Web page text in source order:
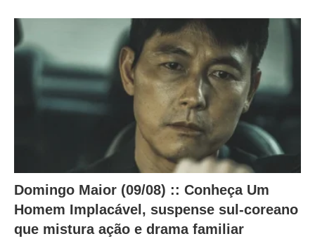
o
c
d
o
a
b
Domingo Maior (09/08) :: Conheça Um
Homem Implacável, suspense sul-coreano
que mistura ação e drama familiar